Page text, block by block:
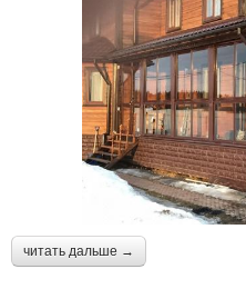
читать дальше →